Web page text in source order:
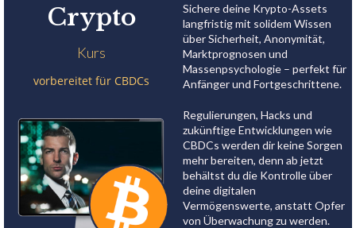
Crypto
Kurs
vorbereitet für CBDCs
Sichere deine Krypto-Assets
langfristig mit solidem Wissen
über Sicherheit, Anonymität,
Marktprognosen und
Massenpsychologie – perfekt für
Anfänger und Fortgeschrittene.
Regulierungen, Hacks und
zukünftige Entwicklungen wie
CBDCs werden dir keine Sorgen
mehr bereiten, denn ab jetzt
behältst du die Kontrolle über
deine digitalen
Vermögenswerte, anstatt Opfer
von Überwachung zu werden.